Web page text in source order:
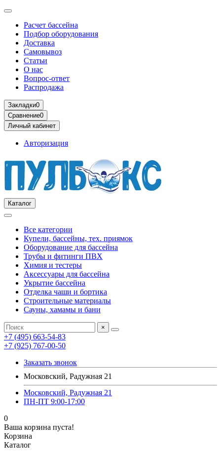
Расчет бассейна
Подбор оборудования
Доставка
Самовывоз
Статьи
О нас
Вопрос-ответ
Распродажа
Закладки0
Сравнение0
Личный кабинет
Авторизация
Каталог
Все категории
Купели, бассейны, тех. приямок
Оборудование для бассейна
Трубы и фитинги ПВХ
Химия и тестеры
Аксессуары для бассейна
Укрытие бассейна
Отделка чаши и бортика
Строительные материалы
Сауны, хамамы и бани
×
+7 (495) 663-54-83
+7 (925) 767-00-50
Заказать звонок
Московский, Радужная 21
Московский, Радужная 21
ПН-ПТ 9:00-17:00
0
Ваша корзина пуста!
Корзина
Каталог